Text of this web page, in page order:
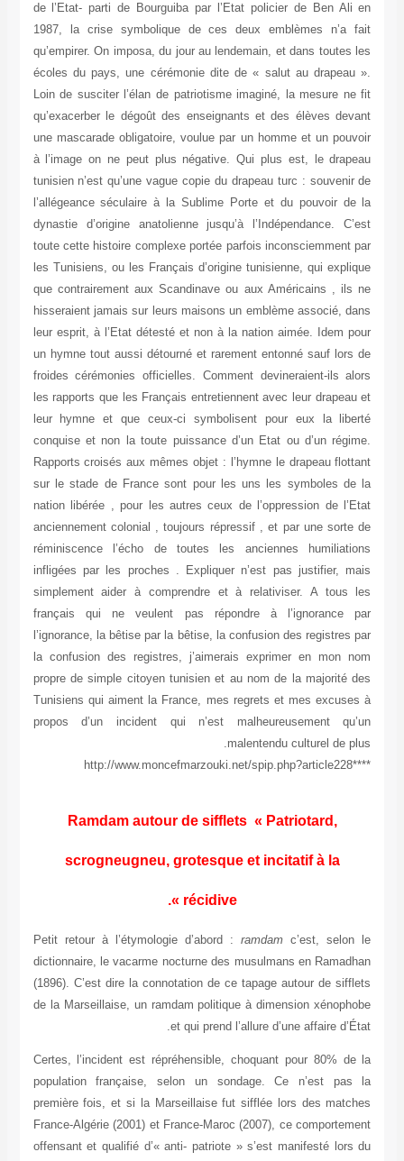
de l’Etat- parti de Bourguiba par l’Etat policier de Ben Ali en
1987, la crise symbolique de ces deux emblèmes n’a fait
qu’empirer. On imposa, du jour au lendemain, et dans toutes les
écoles du pays, une cérémonie dite de « salut au drapeau ».
Loin de susciter l’élan de patriotisme imaginé, la mesure ne fit
qu’exacerber le dégoût des enseignants et des élèves devant
une mascarade obligatoire, voulue par un homme et un pouvoir
à l’image on ne peut plus négative. Qui plus est, le drapeau
tunisien n’est qu’une vague copie du drapeau turc : souvenir de
l’allégeance séculaire à la Sublime Porte et du pouvoir de la
dynastie d’origine anatolienne jusqu’à l’Indépendance. C’est
toute cette histoire complexe portée parfois inconsciemment par
les Tunisiens, ou les Français d’origine tunisienne, qui explique
que contrairement aux Scandinave ou aux Américains , ils ne
hisseraient jamais sur leurs maisons un emblème associé, dans
leur esprit, à l’Etat détesté et non à la nation aimée. Idem pour
un hymne tout aussi détourné et rarement entonné sauf lors de
froides cérémonies officielles. Comment devineraient-ils alors
les rapports que les Français entretiennent avec leur drapeau et
leur hymne et que ceux-ci symbolisent pour eux la liberté
conquise et non la toute puissance d’un Etat ou d’un régime.
Rapports croisés aux mêmes objet : l’hymne le drapeau flottant
sur le stade de France sont pour les uns les symboles de la
nation libérée , pour les autres ceux de l’oppression de l’Etat
anciennement colonial , toujours répressif , et par une sorte de
réminiscence l’écho de toutes les anciennes humiliations
infligées par les proches . Expliquer n’est pas justifier, mais
simplement aider à comprendre et à relativiser. A tous les
français qui ne veulent pas répondre à l’ignorance par
l’ignorance, la bêtise par la bêtise, la confusion des registres par
la confusion des registres, j’aimerais exprimer en mon nom
propre de simple citoyen tunisien et au nom de la majorité des
Tunisiens qui aiment la France, mes regrets et mes excuses à
propos d’un incident qui n’est malheureusement qu’un
malentendu culturel de plus.
****http://www.moncefmarzouki.net/spip.php?article228
Ramdam autour de sifflets « Patriotard,
scrogneugneu, grotesque et incitatif à la
récidive ».
Petit retour à l’étymologie d’abord :ramdam c’est, selon le
dictionnaire, le vacarme nocturne des musulmans en Ramadhan
(1896). C’est dire la connotation de ce tapage autour de sifflets
de la Marseillaise, un ramdam politique à dimension xénophobe
et qui prend l’allure d’une affaire d’État.
Certes, l’incident est répréhensible, choquant pour 80% de la
population française, selon un sondage. Ce n’est pas la
première fois, et si la Marseillaise fut sifflée lors des matches
France-Algérie (2001) et France-Maroc (2007), ce comportement
offensant et qualifié d’« anti- patriote » s’est manifesté lors du